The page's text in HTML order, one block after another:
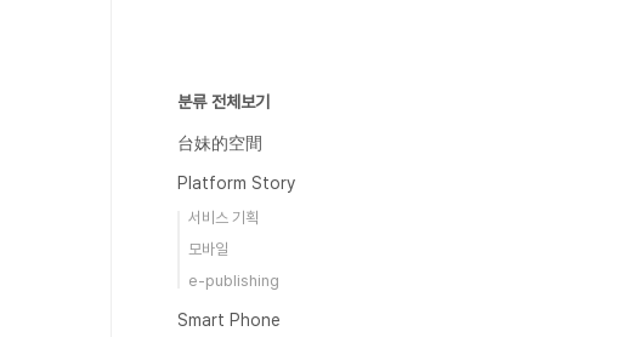
분류 전체보기
台妹的空間
Platform Story
서비스 기획
모바일
e-publishing
Smart Phone